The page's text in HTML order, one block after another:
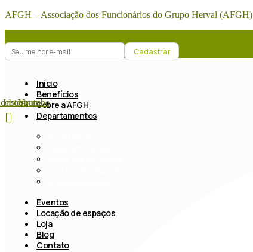
AFGH – Associação dos Funcionários do Grupo Herval (AFGH)
Início
Benefícios
Sobre a AFGH
Departamentos
Eventos
Locação de espaços
Loja
Blog
Contato
Instagram
Youtube